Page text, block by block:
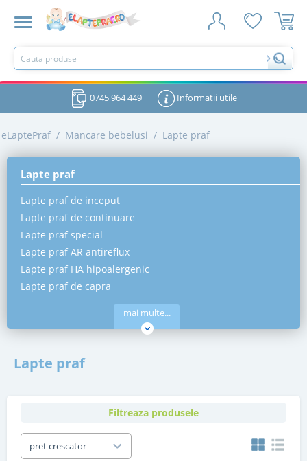
0745 964 449 Informatii utile
eLaptePraf / Mancare bebelusi / Lapte praf
Lapte praf
Lapte praf de inceput
Lapte praf de continuare
Lapte praf special
Lapte praf AR antireflux
Lapte praf HA hipoalergenic
Lapte praf de capra
mai multe...
Lapte praf
Filtreaza produsele
pret crescator